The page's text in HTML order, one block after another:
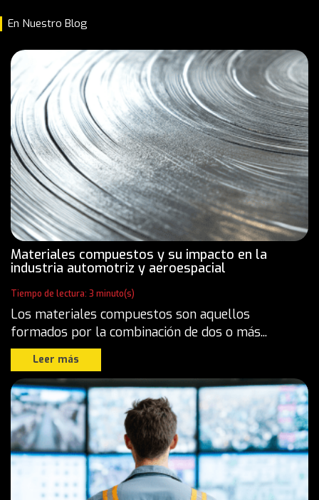
En Nuestro Blog
Materiales compuestos y su impacto en la
industria automotriz y aeroespacial
Tiempo de lectura: 3 minuto(s)
Los materiales compuestos son aquellos
formados por la combinación de dos o más...
Leer más